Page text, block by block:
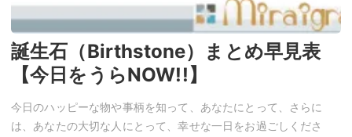
誕生石（Birthstone）まとめ早見表
【今日をうらNOW!!】
今日のハッピーな物や事柄を知って、あなたにとって、さらに
は、あなたの大切な人にとって、幸せな一日をお過ごしくださ